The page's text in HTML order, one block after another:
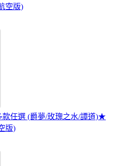
空版)
款任選 (爵夢/玫瑰之水/譚道)★
版)